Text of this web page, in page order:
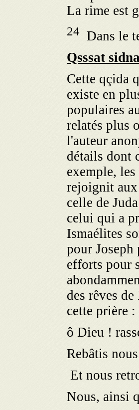
La rime est
24 Dans le
Qsssat
Cette qçida
existe en
populaires
relatés plus
l'auteur
détails dont
exemple,
rejoignit
celle de
celui qui a
Ismaélites
pour Joseph
efforts pour
des rêves
cette prière :
ô Dieu !
Et nous
Nous, ainsi